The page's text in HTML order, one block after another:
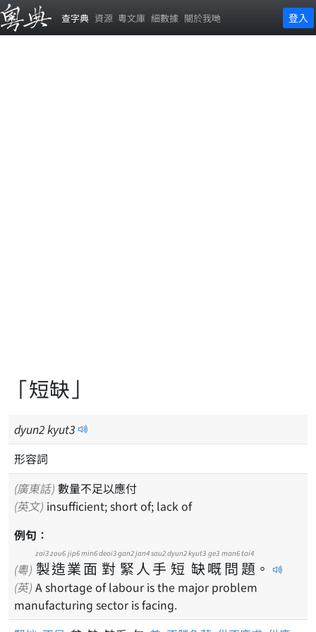
查字典 資源 粵文庫 細數據 關於我哋 登入
「短缺」
dyun2kyut3
形容詞
(廣東話) 數量不足以應付
(英文) insufficient; short of; lack of
例句：
(粵) 製
zai3
造
zou6
業
jip6
面
min6
對
deoi3
緊
gan2
人
jan4
手
sau2
短
dyun2
缺
kyut3
嘅
ge3
問
man6
題
tai4
。
(英) A shortage of labour is the major problem
manufacturing sector is facing.